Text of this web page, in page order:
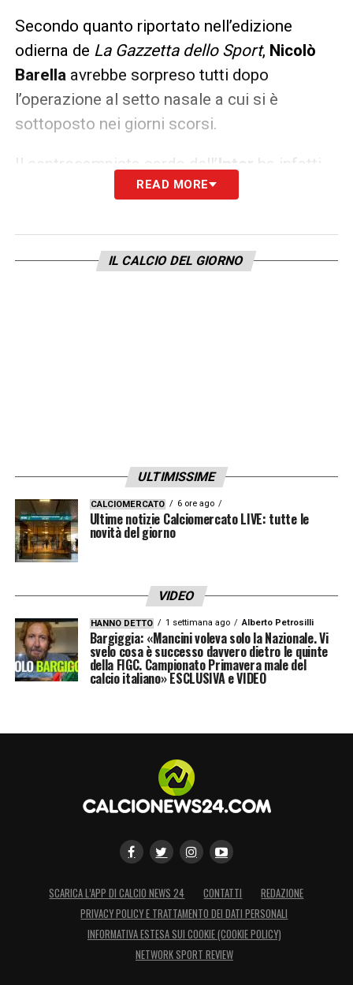
Secondo quanto riportato nell’edizione
odierna de La Gazzetta dello Sport, Nicolò
Barella avrebbe sorpreso tutti dopo
l’operazione al setto nasale a cui si è
sottoposto nei giorni scorsi.
Il centrocampista sardo dell’Inter
ha infatti
deciso di anticipare di un giorno il suo ritorno
disposizione diSimone Inzaghiin vista della
ripresa della Serie A. La volontà è quella di
READ MORE
IL CALCIO DEL GIORNO
ULTIMISSIME
CALCIOMERCATO 6 ore ago
Ultime notizie Calciomercato LIVE: tutte le
novità del giorno
VIDEO
HANNO DETTO 1 settimana ago Alberto Petrosilli
Bargiggia: «Mancini voleva solo la Nazionale. Vi
svelo cosa è successo davvero dietro le quinte
della FIGC. Campionato Primavera male del
calcio italiano» ESCLUSIVA e VIDEO
SCARICA L’APP DI CALCIO NEWS 24 CONTATTI
REDAZIONE
PRIVACY POLICY E TRATTAMENTO DEI DATI PERSONALI
INFORMATIVA ESTESA SUI COOKIE (COOKIE POLICY)
NETWORK SPORT REVIEW